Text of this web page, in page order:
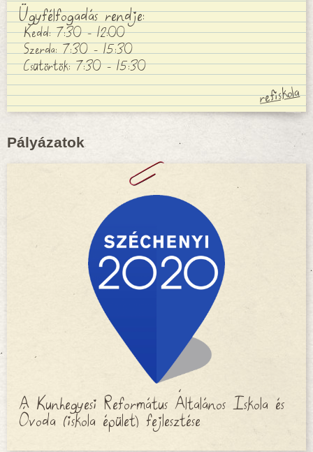
Ügyfélfogadás rendje:
Kedd: 7:30 - 12:00
Szerda: 7:30 - 15:30
Csütörtök: 7:30 - 15:30
Pályázatok
A Kunhegyesi Református Általános Iskola és
Óvoda (iskola épület) fejlesztése